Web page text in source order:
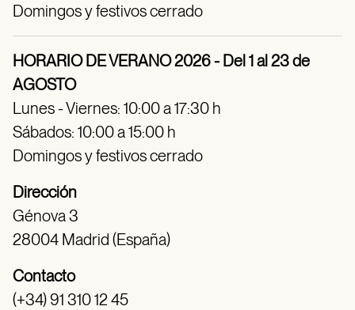
Domingos y festivos cerrado
HORARIO DE VERANO 2026 - Del 1 al 23 de
AGOSTO
Lunes - Viernes: 10:00 a 17:30 h
Sábados: 10:00 a 15:00 h
Domingos y festivos cerrado
Dirección
Génova 3
28004 Madrid (España)
Contacto
(+34) 91 310 12 45